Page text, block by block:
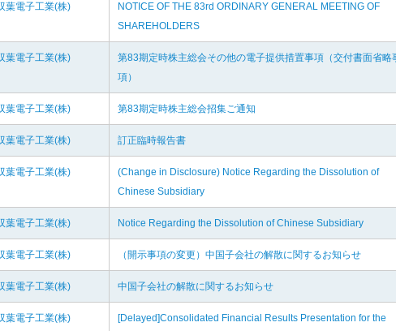
葉電子工業(株)
NOTICE OF THE 83rd ORDINARY GENERAL MEETING OF
SHAREHOLDERS
葉電子工業(株)
第83期定時株主総会その他の電子提供措置事項（交付書面省略
項）
葉電子工業(株) 第83期定時株主総会招集ご通知
葉電子工業(株) 訂正臨時報告書
葉電子工業(株)
(Change in Disclosure) Notice Regarding the Dissolution of
Chinese Subsidiary
葉電子工業(株) Notice Regarding the Dissolution of Chinese Subsidiary
葉電子工業(株) （開示事項の変更）中国子会社の解散に関するお知らせ
葉電子工業(株) 中国子会社の解散に関するお知らせ
葉電子工業(株)
[Delayed]Consolidated Financial Results Presentation for the